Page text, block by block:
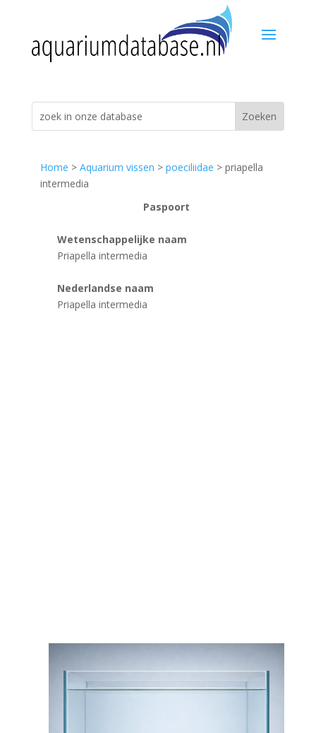
Home > Aquarium vissen > poeciliidae > priapella
intermedia
Paspoort
Wetenschappelijke naam
Priapella intermedia
Nederlandse naam
Priapella intermedia